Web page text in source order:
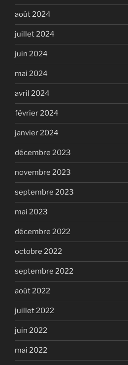
août 2024
juillet 2024
juin 2024
mai 2024
avril 2024
février 2024
janvier 2024
décembre 2023
novembre 2023
septembre 2023
mai 2023
décembre 2022
octobre 2022
septembre 2022
août 2022
juillet 2022
juin 2022
mai 2022